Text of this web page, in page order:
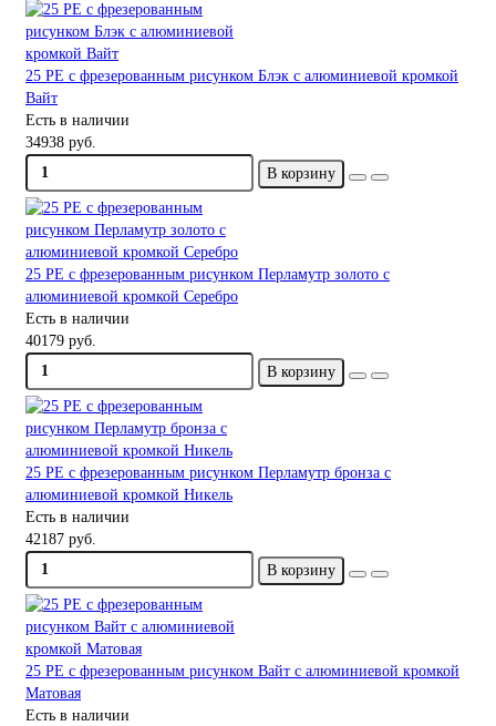
25 PE с фрезерованным рисунком Блэк с алюминиевой кромкой
Вайт
Есть в наличии
34938 руб.
В корзину
25 PE с фрезерованным рисунком Перламутр золото с
алюминиевой кромкой Серебро
Есть в наличии
40179 руб.
В корзину
25 PE с фрезерованным рисунком Перламутр бронза с
алюминиевой кромкой Никель
Есть в наличии
42187 руб.
В корзину
25 PE с фрезерованным рисунком Вайт с алюминиевой кромкой
Матовая
Есть в наличии